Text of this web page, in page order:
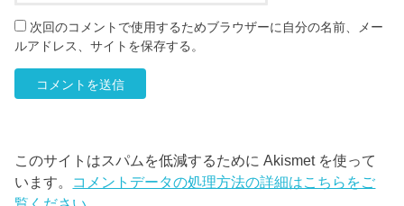
次回のコメントで使用するためブラウザーに自分の名前、メー
ルアドレス、サイトを保存する。
このサイトはスパムを低減するために Akismet を使って
います。 コメントデータの処理方法の詳細はこちらをご